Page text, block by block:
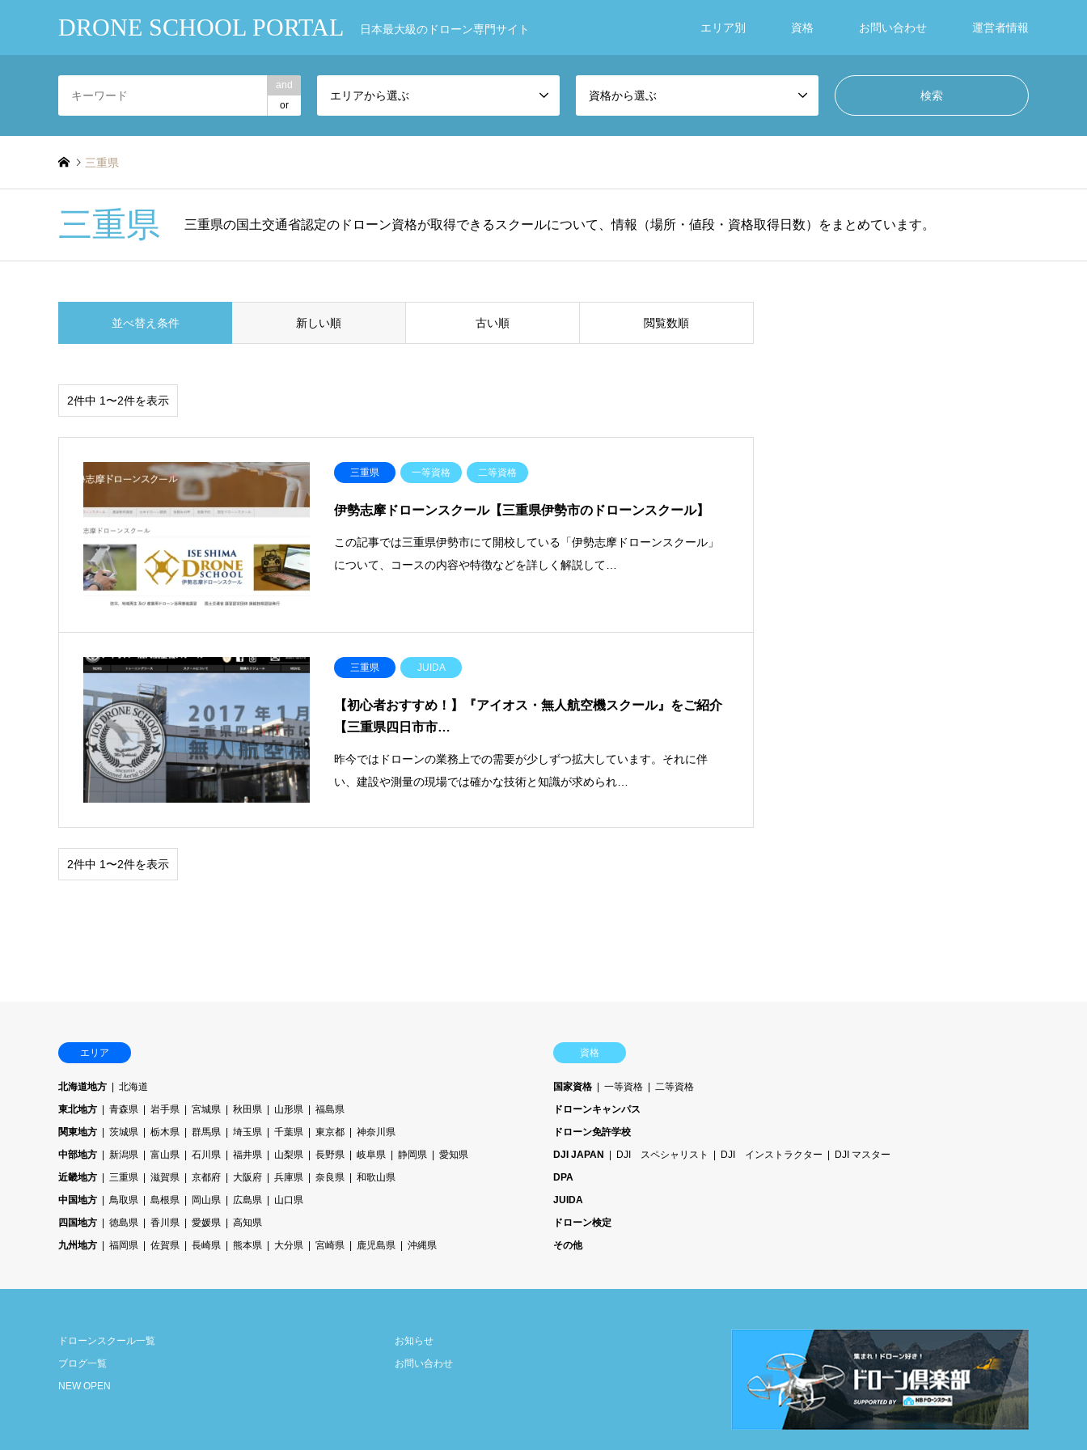
DRONE SCHOOL PORTAL 日本最大級のドローン専門サイト エリア別 資格 お問い合わせ 運営者情報
and
or
エリアから選ぶ 資格から選ぶ
三重県
三重県 三重県の国土交通省認定のドローン資格が取得できるスクールについて、情報（場所・値段・資格取得日数）をまとめています。
並べ替え条件 新しい順 古い順 閲覧数順
2件中 1〜2件を表示
三重県 一等資格 二等資格
伊勢志摩ドローンスクール【三重県伊勢市のドローンスクール】
この記事では三重県伊勢市にて開校している「伊勢志摩ドローンスクール」
について、コースの内容や特徴などを詳しく解説して…
三重県 JUIDA
【初心者おすすめ！】『アイオス・無人航空機スクール』をご紹介
【三重県四日市市…
昨今ではドローンの業務上での需要が少しずつ拡大しています。それに伴
い、建設や測量の現場では確かな技術と知識が求められ…
2件中 1〜2件を表示
エリア
北海道地方
北海道
東北地方
青森県 岩手県 宮城県 秋田県 山形県
福島県
関東地方
茨城県 栃木県 群馬県 埼玉県 千葉県 東京都
神奈川県
中部地方
新潟県 富山県 石川県 福井県 山梨県 長野県 岐阜県 静岡県
愛知県
近畿地方
三重県 滋賀県 京都府 大阪府 兵庫県 奈良県
和歌山県
中国地方
鳥取県 島根県 岡山県 広島県
山口県
四国地方
徳島県 香川県 愛媛県
高知県
九州地方
福岡県 佐賀県 長崎県 熊本県 大分県 宮崎県 鹿児島県 沖縄県
資格
国家資格 一等資格
二等資格
ドローンキャンパス
ドローン免許学校
DJI JAPAN
DJI スペシャリスト DJI インストラクター
DJI マスター
DPA
JUIDA
ドローン検定
その他
ドローンスクール一覧
ブログ一覧
NEW OPEN
お知らせ
お問い合わせ